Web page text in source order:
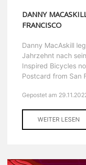
DANNY
FRANCISCO
Danny MacAskill
Jahrzehnt nach
Inspired Bicycles
Postcard from San
Gepostet am
WEITER LESEN